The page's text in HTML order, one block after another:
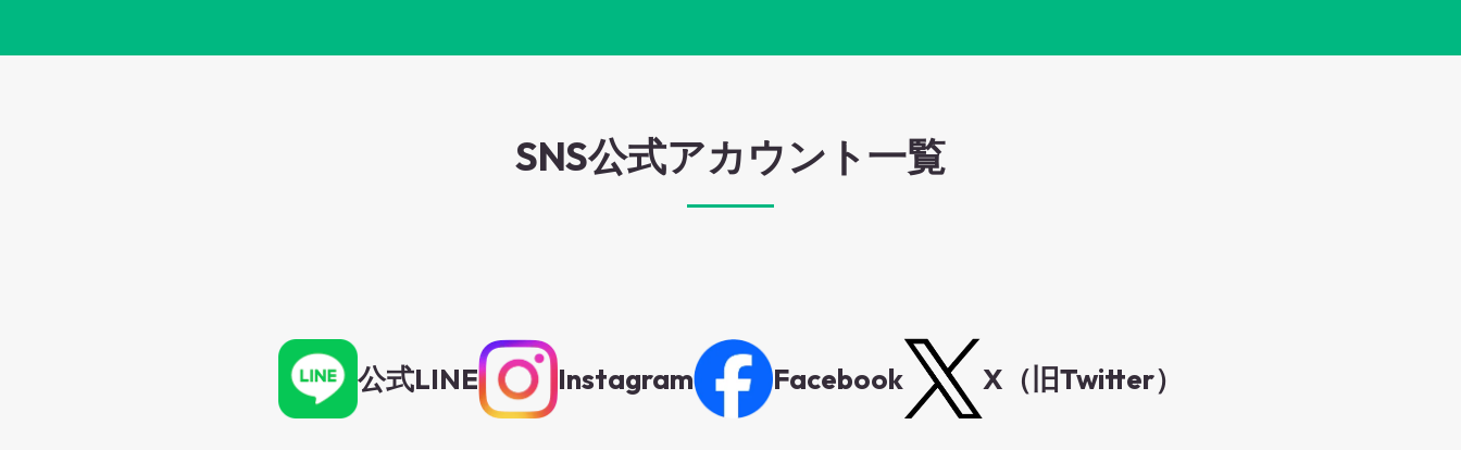
SNS公式アカウント一覧
公式LINE Instagram Facebook X（旧Twitter）